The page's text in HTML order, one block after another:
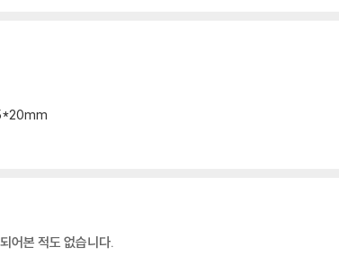
어본 적도 없습니다.